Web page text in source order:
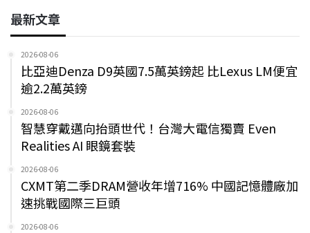
最新文章
2026-08-06
比亞迪Denza D9英國7.5萬英鎊起 比Lexus LM便宜
逾2.2萬英鎊
2026-08-06
智慧穿戴邁向抬頭世代！台灣大電信獨賣 Even
Realities AI 眼鏡套裝
2026-08-06
CXMT第二季DRAM營收年增716% 中國記憶體廠加
速挑戰國際三巨頭
2026-08-06